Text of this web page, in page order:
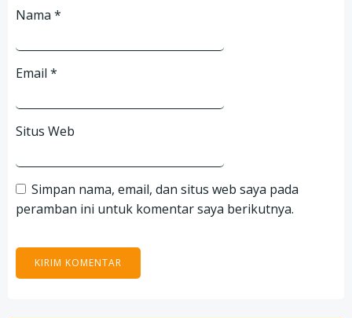
Nama *
Email *
Situs Web
Simpan nama, email, dan situs web saya pada
peramban ini untuk komentar saya berikutnya.